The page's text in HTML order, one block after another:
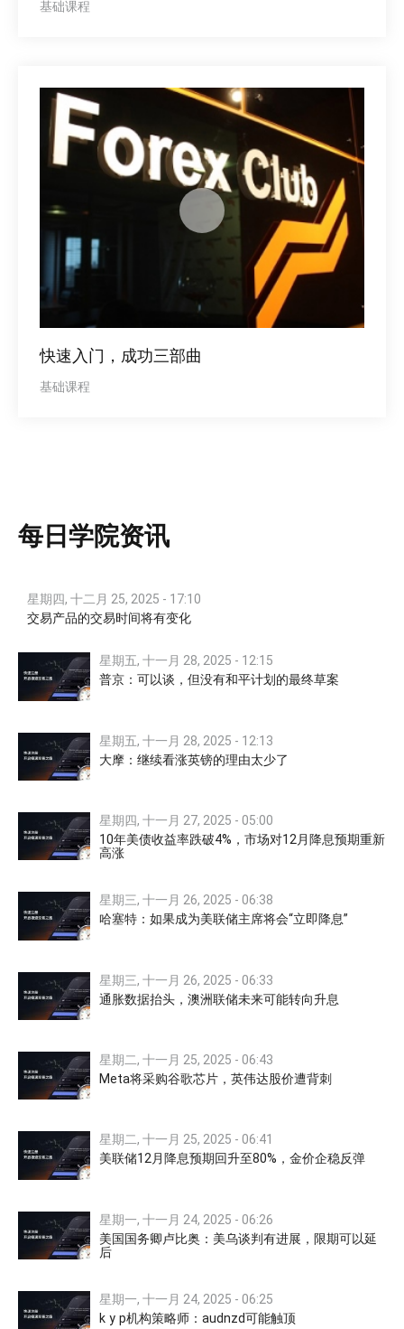
基础课程
快速入门，成功三部曲
基础课程
每日学院资讯
星期四, 十二月 25, 2025 - 17:10
交易产品的交易时间将有变化
星期五, 十一月 28, 2025 - 12:15
普京：可以谈，但没有和平计划的最终草案
星期五, 十一月 28, 2025 - 12:13
大摩：继续看涨英镑的理由太少了
星期四, 十一月 27, 2025 - 05:00
10年美债收益率跌破4%，市场对12月降息预期重新
高涨
星期三, 十一月 26, 2025 - 06:38
哈塞特：如果成为美联储主席将会“立即降息”
星期三, 十一月 26, 2025 - 06:33
通胀数据抬头，澳洲联储未来可能转向升息
星期二, 十一月 25, 2025 - 06:43
Meta将采购谷歌芯片，英伟达股价遭背刺
星期二, 十一月 25, 2025 - 06:41
美联储12月降息预期回升至80%，金价企稳反弹
星期一, 十一月 24, 2025 - 06:26
美国国务卿卢比奥：美乌谈判有进展，限期可以延
后
星期一, 十一月 24, 2025 - 06:25
k y p机构策略师：audnzd可能触顶